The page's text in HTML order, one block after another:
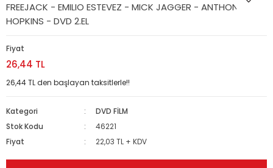
FREEJACK - EMILIO ESTEVEZ - MICK JAGGER - ANTHONY
HOPKINS - DVD 2.EL
Fiyat
26,44 TL
26,44 TL den başlayan taksitlerle!!
Kategori
DVD FİLM
Stok Kodu
46221
Fiyat
22,03 TL + KDV